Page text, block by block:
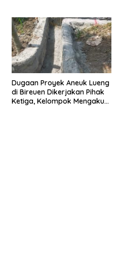
Dugaan Proyek Aneuk Lueng
di Bireuen Dikerjakan Pihak
Ketiga, Kelompok Mengaku